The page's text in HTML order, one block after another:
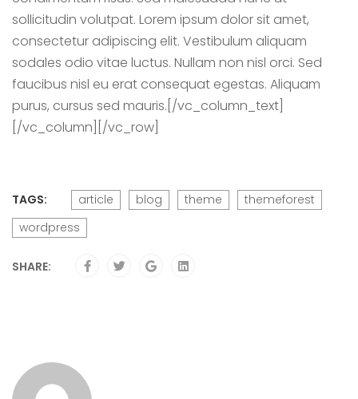
sollicitudin volutpat. Lorem ipsum dolor sit amet,
consectetur adipiscing elit. Vestibulum aliquam
sodales odio vitae luctus. Nullam non nisl orci. Sed
faucibus nisl eu erat consequat egestas. Aliquam
purus, cursus sed mauris.[/vc_column_text]
[/vc_column][/vc_row]
TAGS: article blog theme
themeforest
wordpress
SHARE: